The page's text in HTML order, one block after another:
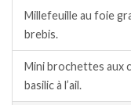
Millefeuille au foie
brebis.
Mini brochettes aux
basilic à l’ail.